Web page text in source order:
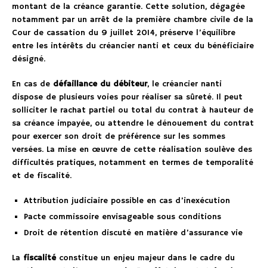
montant de la créance garantie. Cette solution, dégagée
notamment par un arrêt de la première chambre civile de la
Cour de cassation du 9 juillet 2014, préserve l’équilibre
entre les intérêts du créancier nanti et ceux du bénéficiaire
désigné.
En cas de défaillance du débiteur, le créancier nanti
dispose de plusieurs voies pour réaliser sa sûreté. Il peut
solliciter le rachat partiel ou total du contrat à hauteur de
sa créance impayée, ou attendre le dénouement du contrat
pour exercer son droit de préférence sur les sommes
versées. La mise en œuvre de cette réalisation soulève des
difficultés pratiques, notamment en termes de temporalité
et de fiscalité.
Attribution judiciaire possible en cas d’inexécution
Pacte commissoire envisageable sous conditions
Droit de rétention discuté en matière d’assurance vie
La fiscalitéconstitue un enjeu majeur dans le cadre du